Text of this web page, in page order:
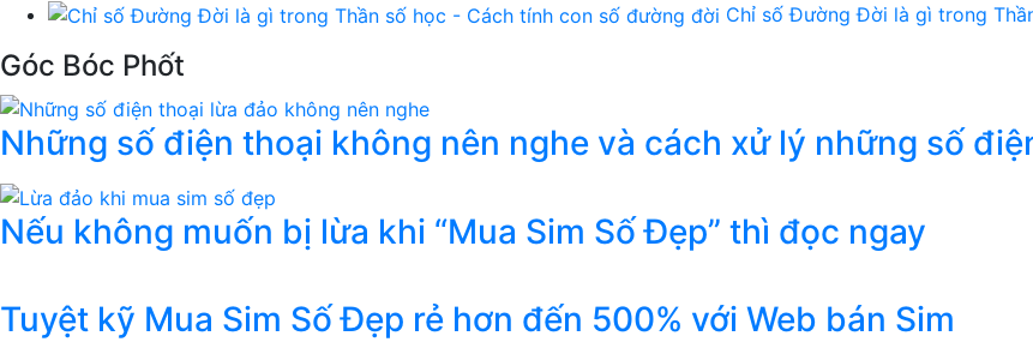
Chỉ số Đường Đời là gì trong
Góc Bóc Phốt
Những số điện thoại không nên nghe và cách xử lý những số
Nếu không muốn bị lừa khi “Mua Sim Số Đẹp” thì đọc ngay
Tuyệt kỹ Mua Sim Số Đẹp rẻ hơn đến 500% với Web bán Sim